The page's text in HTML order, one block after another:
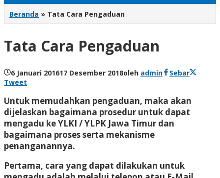
Beranda » Tata Cara Pengaduan
Tata Cara Pengaduan
6 Januari 201617 Desember 2018oleh admin
Sebar
Tweet
Untuk memudahkan pengaduan, maka akan
dijelaskan bagaimana prosedur untuk dapat
mengadu ke YLKI / YLPK Jawa Timur dan
bagaimana proses serta mekanisme
penanganannya.
Pertama, cara yang dapat dilakukan untuk